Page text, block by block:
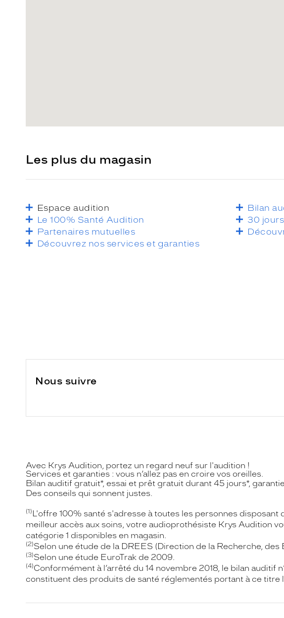
Les plus du magasin
Espace audition
Bilan
Le 100% Santé Audition
30
Partenaires mutuelles
Découvrez nos services et garanties
Nous suivre
Avec Krys Audition, portez un regard neuf sur l'audition !
Services et garanties : vous n’allez pas en croire vos oreilles.
Bilan auditif gratuit*, essai et prêt gratuit durant 45 jours*,
Des conseils qui sonnent justes.
(1)L'offre 100% santé s'adresse à toutes les personnes
meilleur accès aux soins, votre audioprothésiste Krys Audition
catégorie 1 disponibles en magasin.
(2)Selon une étude de la DREES (Direction de la Recherche, des
(3)Selon une étude EuroTrak de 2009.
(4)Conformément à l’arrêté du 14 novembre 2018, le bilan
constituent des produits de santé réglementés portant à ce